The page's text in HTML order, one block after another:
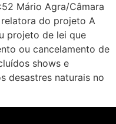
Mário Agra/Câmara
do projeto A
projeto de lei que
ou cancelamento de
shows e
desastres naturais no